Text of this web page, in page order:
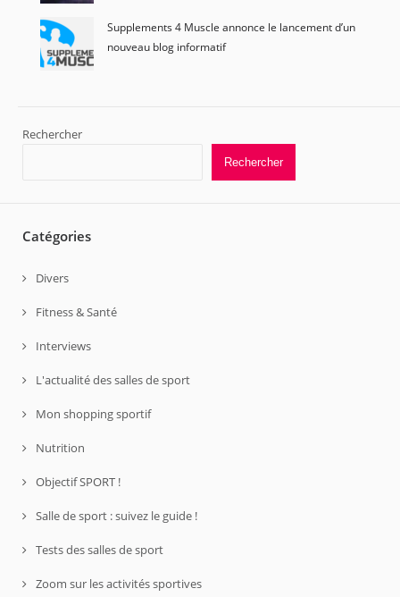
Supplements 4 Muscle annonce le lancement d’un
nouveau blog informatif
Rechercher
Rechercher
Catégories
Divers
Fitness & Santé
Interviews
L'actualité des salles de sport
Mon shopping sportif
Nutrition
Objectif SPORT !
Salle de sport : suivez le guide !
Tests des salles de sport
Zoom sur les activités sportives